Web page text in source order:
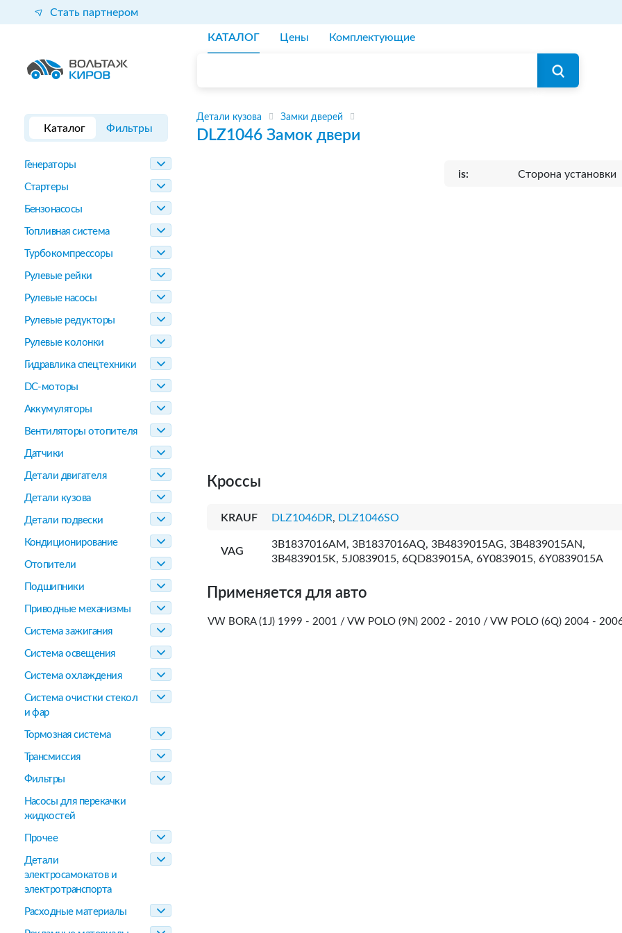
Стать партнером
КАТАЛОГ Цены Комплектующие
Каталог Фильтры
Генераторы
Стартеры
Бензонасосы
Топливная система
Турбокомпрессоры
Рулевые рейки
Рулевые насосы
Рулевые редукторы
Рулевые колонки
Гидравлика спецтехники
DC-моторы
Аккумуляторы
Вентиляторы отопителя
Датчики
Детали двигателя
Детали кузова
Детали подвески
Кондиционирование
Отопители
Подшипники
Приводные механизмы
Система зажигания
Система освещения
Система охлаждения
Система очистки стекол
и фар
Тормозная система
Трансмиссия
Фильтры
Насосы для перекачки
жидкостей
Прочее
Детали
электросамокатов и
электротранспорта
Расходные материалы
Детали кузова Замки дверей
DLZ1046 Замок двери
is: Сторона установки
Кроссы
KRAUF DLZ1046DR, DLZ1046SO
VAG
3B1837016AM, 3B1837016AQ, 3B4839015AG, 3B4839015AN,
3B4839015K, 5J0839015, 6QD839015A, 6Y0839015, 6Y0839015A
Применяется для авто
VW BORA (1J) 1999 - 2001 / VW POLO (9N) 2002 - 2010 / VW POLO (6Q) 2004 -